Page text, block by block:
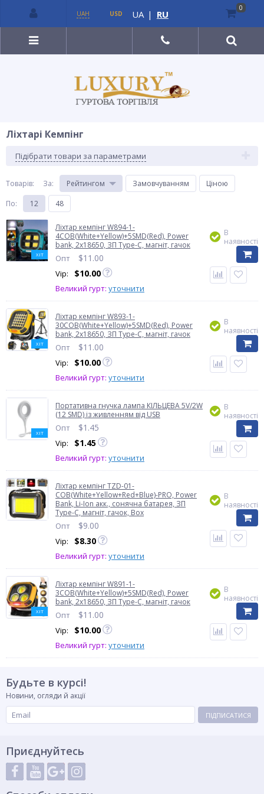
Ліхтарі Кемпінг
Підібрати товари за параметрами
Товарів: За: Рейтингом Замовчуванням
Ціною
По: 12 48
ХІТ
Ліхтар кемпінг W894-1-
4COB(White+Yellow)+5SMD(Red), Power
bank, 2x18650, ЗП Type-C, магніт, гачок
Опт $11.00
Vip: $10.00
Великий гурт: уточнити
В
наявності
ХІТ
Ліхтар кемпінг W893-1-
30COB(White+Yellow)+5SMD(Red), Power
bank, 2x18650, ЗП Type-C, магніт, гачок
Опт $11.00
Vip: $10.00
Великий гурт: уточнити
В
наявності
ХІТ
Портативна гнучка лампа КІЛЬЦЕВА 5V/2W
(12 SMD) із живленням від USB
Опт $1.45
Vip: $1.45
Великий гурт: уточнити
В
наявності
Ліхтар кемпінг TZD-01-
COB(White+Yellow+Red+Blue)-PRO, Power
Bank, Li-Ion акк., сонячна батарея, ЗП
Type-C, магніт, гачок, Box
Опт $9.00
Vip: $8.30
Великий гурт: уточнити
В
наявності
ХІТ
Ліхтар кемпінг W891-1-
3COB(White+Yellow)+5SMD(Red), Power
bank, 2x18650, ЗП Type-C, магніт, гачок
Опт $11.00
Vip: $10.00
Великий гурт: уточнити
В
наявності
Будьте в курсі!
Новини, огляди й акції
ПІДПИСАТИСЯ
Приєднуйтесь
UAH USD UA | RU
0